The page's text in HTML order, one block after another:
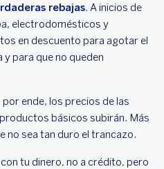
rebajas. A inicios de
electrodomésticos y
en descuento para agotar el
para que no queden
ende, los precios de las
básicos subirán. Más
no sea tan duro el trancazo.
tu dinero, no a crédito, pero